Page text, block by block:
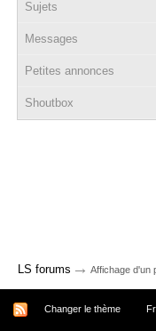
Sujets
Messages
Petites annonces
Shoutbox
LS forums → Affichage d'un
Changer le thème